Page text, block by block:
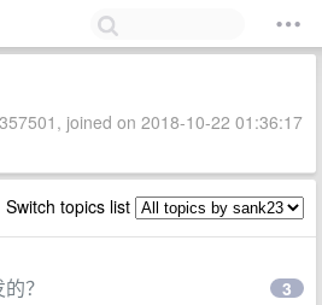
joined on 2018-10-22 01:36:17
Switch topics list
？ 3